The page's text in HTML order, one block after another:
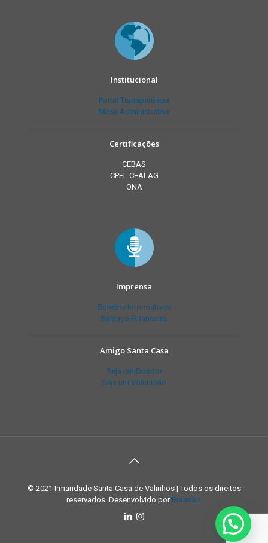
Institucional
Portal Transparência
Mesa Administrativa
Certificações
CEBAS
CPFL CEALAG
ONA
Imprensa
Boletins Informativos
Balanço Financeiro
Amigo Santa Casa
Seja um Doador
Seja um Voluntário
© 2021 Irmandade Santa Casa de Valinhos | Todos os direitos
reservados. Desenvolvido por Brandkit.